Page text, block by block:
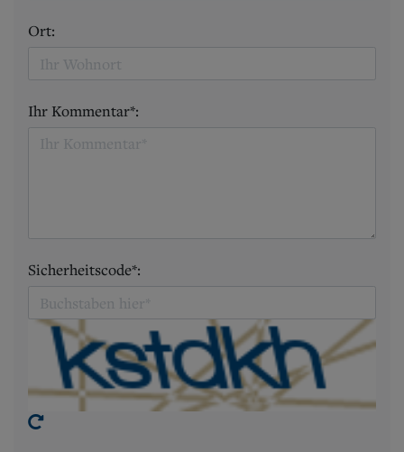
Ort:
Ihr Kommentar*:
Sicherheitscode*: